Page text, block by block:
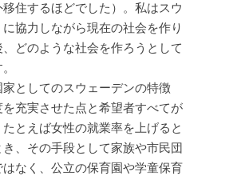
住するほどでした）。私はスウ
協力しながら現在の社会を作り
、どのような社会を作ろうとして
としてのスウェーデンの特徴
充実させた点と希望者すべてが
とえば女性の就業率を上げると
、その手段として家族や市民団
なく、公立の保育園や学童保育